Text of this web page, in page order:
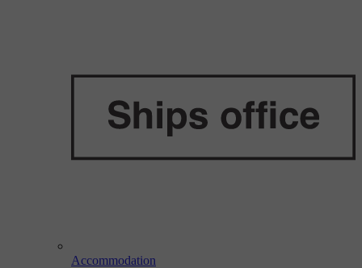
Accommodation